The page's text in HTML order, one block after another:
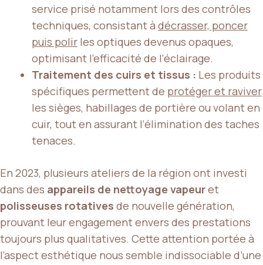
service prisé notamment lors des contrôles
techniques, consistant à décrasser, poncer
puis polir les optiques devenus opaques,
optimisant l’efficacité de l’éclairage.
Traitement des cuirs et tissus : Les produits
spécifiques permettent de protéger et raviver
les sièges, habillages de portière ou volant en
cuir, tout en assurant l’élimination des taches
tenaces.
En 2023, plusieurs ateliers de la région ont investi
dans des appareils de nettoyage vapeuret
polisseuses rotatives de nouvelle génération,
prouvant leur engagement envers des prestations
toujours plus qualitatives. Cette attention portée à
l’aspect esthétique nous semble indissociable d’une